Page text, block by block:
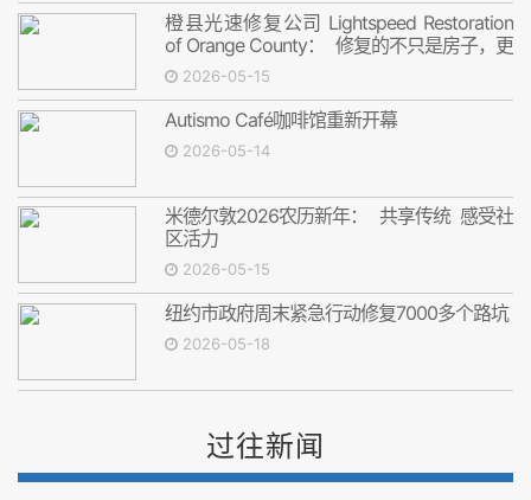
橙县光速修复公司 Lightspeed Restoration
of Orange County： 修复的不只是房子，更
是安心
2026-05-15
Autismo Café咖啡馆重新开幕
2026-05-14
米德尔敦2026农历新年： 共享传统 感受社
区活力
2026-05-15
纽约市政府周末紧急行动修复7000多个路坑
2026-05-18
过往新闻